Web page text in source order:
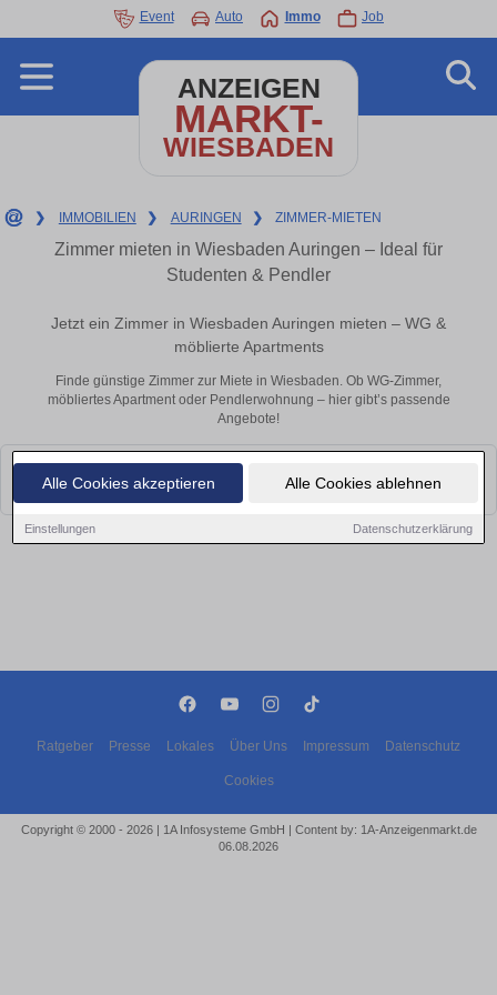
Alle Cookies akzeptieren Alle Cookies ablehnen
Einstellungen Datenschutzerklärung
Event Auto Immo Job
ANZEIGEN
MARKT-
WIESBADEN
❯ IMMOBILIEN ❯ AURINGEN ❯ ZIMMER-MIETEN
Zimmer mieten in Wiesbaden Auringen – Ideal für
Studenten & Pendler
Jetzt ein Zimmer in Wiesbaden Auringen mieten – WG &
möblierte Apartments
Finde günstige Zimmer zur Miete in Wiesbaden. Ob WG-Zimmer,
möbliertes Apartment oder Pendlerwohnung – hier gibt’s passende
Angebote!
Leider konnten wir derzeit keine passenden Objekte finden. Schauen Sie
bald wieder vorbei!
Ratgeber Presse Lokales Über Uns Impressum Datenschutz
Cookies
Copyright © 2000 - 2026 | 1A Infosysteme GmbH | Content by: 1A-Anzeigenmarkt.de
06.08.2026